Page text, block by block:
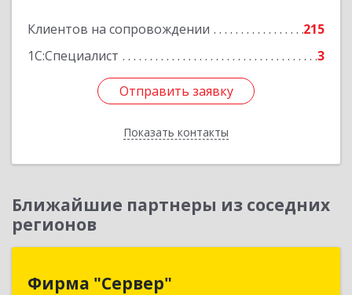
Клиентов на сопровождении
215
1С:Специалист
3
Отправить заявку
Показать контакты
Отправить заявку
Назад
Ближайшие партнеры из соседних
регионов
Фирма "Сервер"